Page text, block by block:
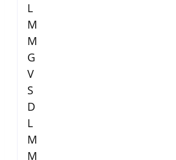
L
M
M
G
V
S
D
L
M
M